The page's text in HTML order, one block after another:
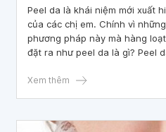
Peel da là khái niệm mới xuất
của các chị em. Chính vì
phương pháp này mà hàng
đặt ra như peel da là gì? Peel
Xem thêm